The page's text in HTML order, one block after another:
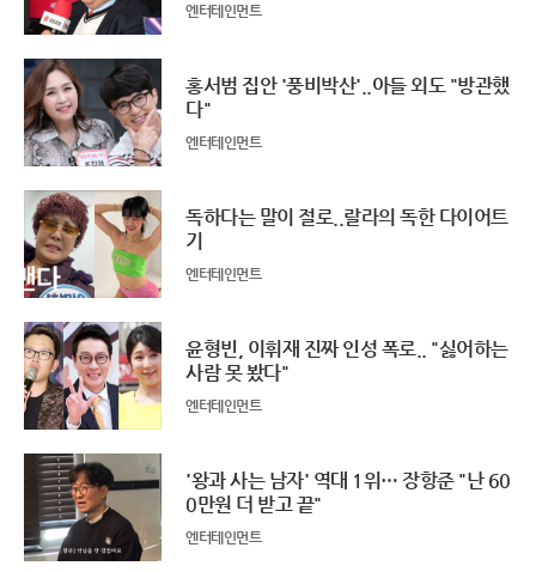
엔터테인먼트
홍서범 집안 '풍비박산'..아들 외도 "방관했
다"
엔터테인먼트
독하다는 말이 절로..랄라의 독한 다이어트
기
엔터테인먼트
윤형빈, 이휘재 진짜 인성 폭로.. "싫어하는
사람 못 봤다"
엔터테인먼트
'왕과 사는 남자' 역대 1위… 장항준 "난 60
0만원 더 받고 끝"
엔터테인먼트